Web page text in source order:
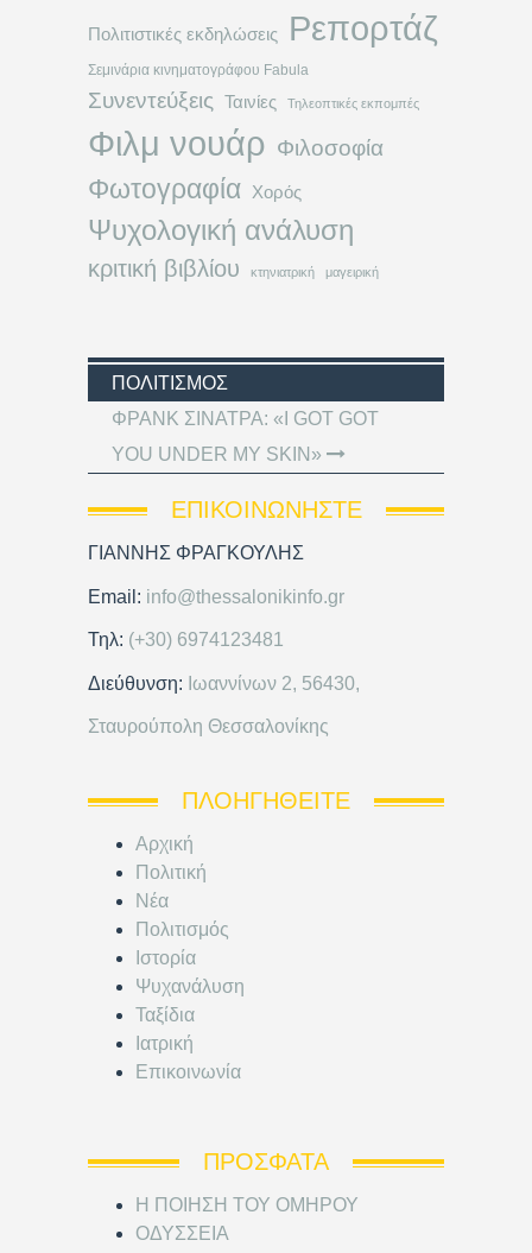
Πολιτιστικές εκδηλώσεις Ρεπορτάζ
Σεμινάρια κινηματογράφου Fabula
Συνεντεύξεις Ταινίες Τηλεοπτικές εκπομπές
Φιλμ νουάρ Φιλοσοφία
Φωτογραφία Χορός
Ψυχολογική ανάλυση
κριτική βιβλίου κτηνιατρική μαγειρική
ΠΟΛΙΤΙΣΜΌΣ
ΦΡΑΝΚ ΣΙΝΑΤΡΑ: «I GOT GOT
YOU UNDER MY SKIN»
ΕΠΙΚΟΙΝΩΝΉΣΤΕ
ΓΙΑΝΝΗΣ ΦΡΑΓΚΟΥΛΗΣ
Email: info@thessalonikinfo.gr
Τηλ: (+30) 6974123481
Διεύθυνση: Ιωαννίνων 2, 56430,
Σταυρούπολη Θεσσαλονίκης
ΠΛΟΗΓΗΘΕΊΤΕ
Αρχική
Πολιτική
Νέα
Πολιτισμός
Ιστορία
Ψυχανάλυση
Ταξίδια
Ιατρική
Επικοινωνία
ΠΡΌΣΦΑΤΑ
Η ΠΟΙΗΣΗ ΤΟΥ ΟΜΗΡΟΥ
ΟΔΥΣΣΕΙΑ